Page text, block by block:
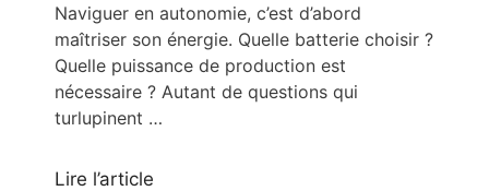
Naviguer en autonomie, c’est d’abord
maîtriser son énergie. Quelle batterie choisir ?
Quelle puissance de production est
nécessaire ? Autant de questions qui
turlupinent …
Lire l’article